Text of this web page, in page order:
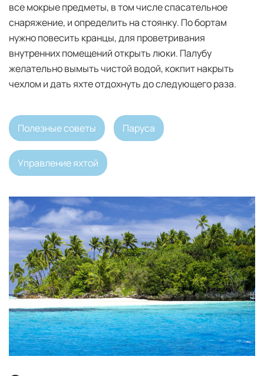
все мокрые предметы, в том числе спасательное
снаряжение, и определить на стоянку. По бортам
нужно повесить кранцы, для проветривания
внутренних помещений открыть люки. Палубу
желательно вымыть чистой водой, кокпит накрыть
чехлом и дать яхте отдохнуть до следующего раза.
Полезные советы Паруса
Управление яхтой